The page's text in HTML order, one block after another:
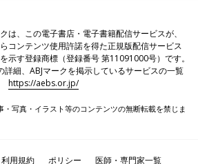
は、この電子書店・電子書籍配信サービスが、
コンテンツ使用許諾を得た正規版配信サービス
示す登録商標（登録番号 第11091000号）です。
詳細、ABJマークを掲示しているサービスの一覧
→https://aebs.or.jp/
写真・イラスト等のコンテンツの無断転載を禁じま
利用規約 ポリシー 医師・専門家一覧